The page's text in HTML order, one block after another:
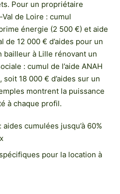
Pour un propriétaire
de Loire : cumul
énergie (2 500 €) et aide
de 12 000 € d’aides pour un
bailleur à Lille rénovant un
: cumul de l’aide ANAH
18 000 € d’aides sur un
montrent la puissance
à chaque profil.
cumulées jusqu’à 60%
pour la location à